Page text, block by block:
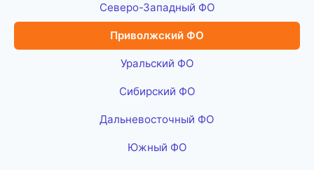
Северо-Западный ФО
Приволжский ФО
Уральский ФО
Сибирский ФО
Дальневосточный ФО
Южный ФО